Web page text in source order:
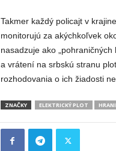
Takmer každý policajt v
monitorujú za akýchkoľvek
nasadzuje ako
a vrátení na srbskú stranu
rozhodovania o ich žiadosti
ZNAČKY ELEKTRICKÝ PLOT